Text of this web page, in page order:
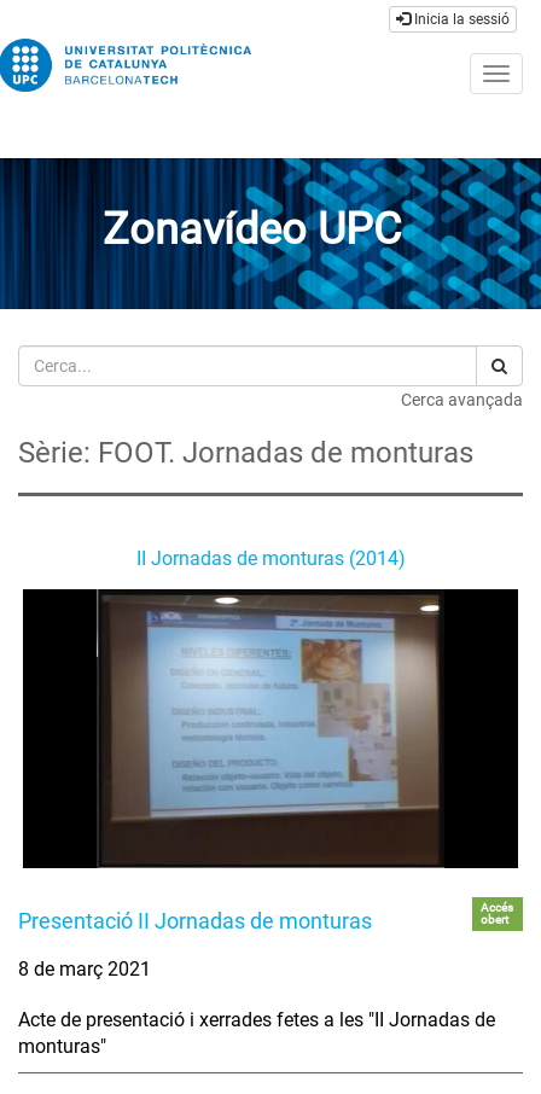
Inicia la sessió
Zonavídeo UPC
Cerca
Cerca avançada
Sèrie: FOOT. Jornadas de monturas
II Jornadas de monturas (2014)
Presentació II Jornadas de monturas
Accés
obert
8 de març 2021
Acte de presentació i xerrades fetes a les "II Jornadas de
monturas"